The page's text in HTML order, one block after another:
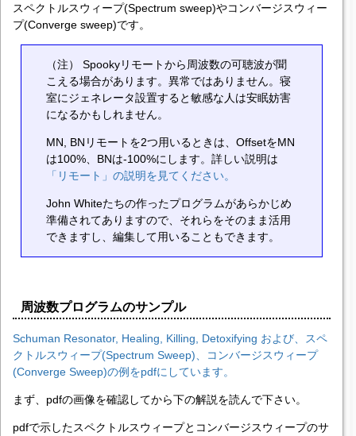
スペクトルスウィープ(Spectrum sweep)やコンバージスウィー
プ(Converge sweep)です。
（注） Spookyリモートから周波数の可聴波が聞
こえる場合があります。異常ではありません。寝
室にジェネレータ設置すると敏感な人は安眠妨害
になるかもしれません。
MN, BNリモートを2つ用いるときは、OffsetをMN
は100%、BNは-100%にします。詳しい説明は
「リモート」の説明を見てください。
John Whiteたちの作ったプログラムがあらかじめ
準備されてありますので、それらをそのまま活用
できますし、編集して用いることもできます。
周波数プログラムのサンプル
Schuman Resonator, Healing, Killing, Detoxifying および、スペ
クトルスウィープ(Spectrum Sweep)、コンバージスウィープ
(Converge Sweep)の例をpdfにしています。
まず、pdfの画像を確認してから下の解説を読んで下さい。
pdfで示したスペクトルスウィープとコンバージスウィープのサ